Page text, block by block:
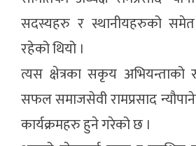
सदस्यहरु र स्थानीयहरुको
रहेको थियो ।
त्यस क्षेत्रका सकृय अभियन्ताको
सफल समाजसेवी रामप्रसाद
कार्यक्रमहरु हुने गरेको छ ।